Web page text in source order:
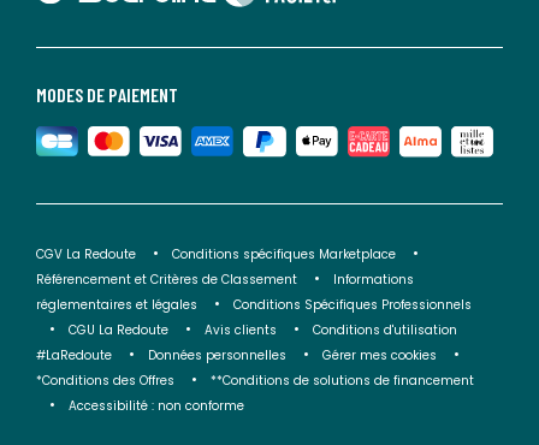
MODES DE PAIEMENT
CGV La Redoute
Conditions spécifiques Marketplace
Référencement et Critères de Classement
Informations
réglementaires et légales
Conditions Spécifiques Professionnels
CGU La Redoute
Avis clients
Conditions d'utilisation
#LaRedoute
Données personnelles
Gérer mes cookies
*Conditions des Offres
**Conditions de solutions de financement
Accessibilité : non conforme